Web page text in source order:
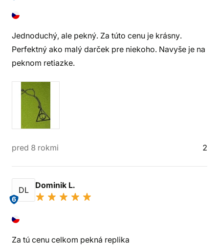
Jednoduchý, ale pekný. Za túto cenu je krásny.
Perfektný ako malý darček pre niekoho. Navyše je na
peknom retiazke.
pred 8 rokmi 2
DL
6
Dominik L.
Za tú cenu celkom pekná replika